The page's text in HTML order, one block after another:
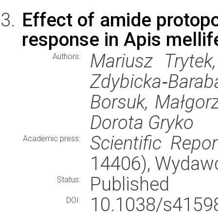
Effect of amide
response in Apis
Authors:
Mariusz
Borsuk,
Dorota Gryko
Academic press:
Scientific
14406),
Status: Published
DOI: 10.1038/